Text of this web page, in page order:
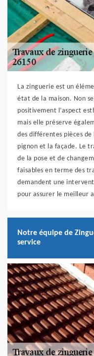
La zinguerie est un
état de la maison. Non
positivement l’aspect
mais elle préserve
des différentes pièces
pignon et la façade. Le
de la pose et de
faisables en terme des
demandent une
pour assurer le meilleur
Notre équipe de
service